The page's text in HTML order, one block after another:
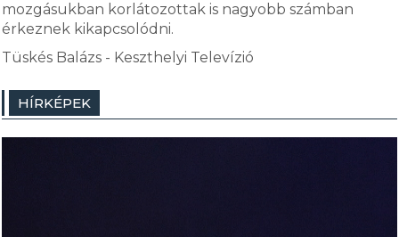
mozgásukban korlátozottak is nagyobb számban
érkeznek kikapcsolódni.
Tüskés Balázs - Keszthelyi Televízió
HÍRKÉPEK